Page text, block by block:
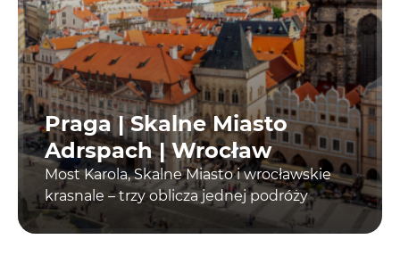
Praga | Skalne Miasto
Adrspach | Wrocław
Most Karola, Skalne Miasto i wrocławskie
krasnale – trzy oblicza jednej podróży